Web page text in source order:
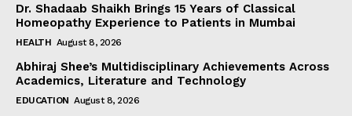
Dr. Shadaab Shaikh Brings 15 Years of Classical
Homeopathy Experience to Patients in Mumbai
HEALTH August 8, 2026
Abhiraj Shee’s Multidisciplinary Achievements Across
Academics, Literature and Technology
EDUCATION August 8, 2026